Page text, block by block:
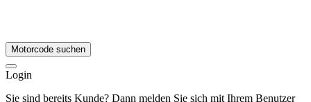
Motorcode suchen
Login
Sie sind bereits Kunde? Dann melden Sie sich mit Ihrem Benutzer